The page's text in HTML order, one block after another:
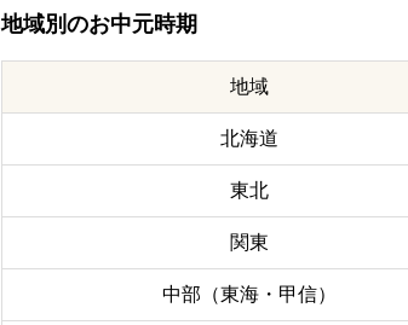
地域別のお中元時期
地域
北海道
東北
関東
中部（東海・甲信）